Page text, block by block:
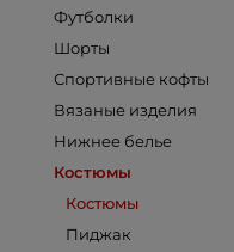
Футболки
Шорты
Спортивные кофты
Вязаные изделия
Нижнее белье
Костюмы
Костюмы
Пиджак